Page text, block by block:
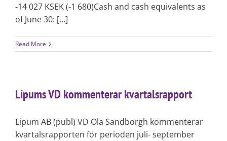
-14 027 KSEK (-1 680)Cash and cash equivalents as
of June 30: [...]
Read More
Lipums VD kommenterar kvartalsrapport
Lipum AB (publ) VD Ola Sandborgh kommenterar
kvartalsrapporten för perioden juli- september